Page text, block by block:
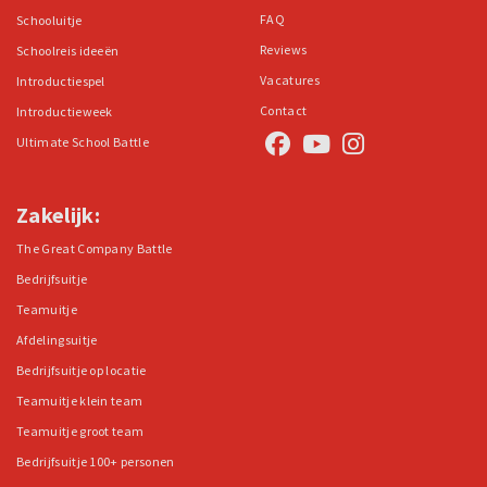
Schooluitje
Schoolreis ideeën
Introductiespel
Introductieweek
Ultimate School Battle
FAQ
Reviews
Vacatures
Contact
Zakelijk:
The Great Company Battle
Bedrijfsuitje
Teamuitje
Afdelingsuitje
Bedrijfsuitje op locatie
Teamuitje klein team
Teamuitje groot team
Bedrijfsuitje 100+ personen